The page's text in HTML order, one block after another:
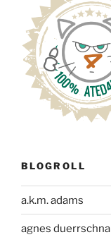
BLOGROLL
a.k.m. adams
agnes